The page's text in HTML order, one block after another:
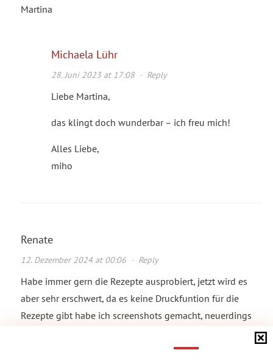
Martina
Michaela Lühr
28. Juni 2023 at 17:08· Reply
Liebe Martina,
das klingt doch wunderbar – ich freu mich!
Alles Liebe,
miho
Renate
12. Dezember 2024 at 00:06· Reply
Habe immer gern die Rezepte ausprobiert, jetzt wird es
aber sehr erschwert, da es keine Druckfuntion für die
Rezepte gibt habe ich screenshots gemacht, neuerdings
ich wohl in Zukunft auf die Rezepte verzichten